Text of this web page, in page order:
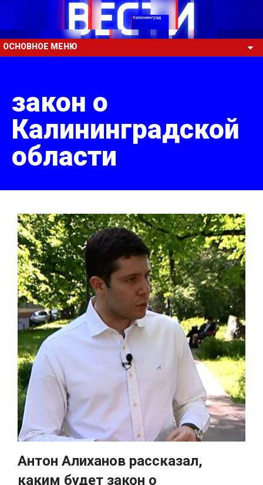
ОСНОВНОЕ МЕНЮ
закон о
Калининградской
области
Антон Алиханов рассказал,
каким будет закон о